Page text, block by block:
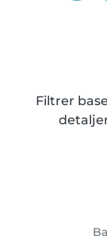
Filtrer